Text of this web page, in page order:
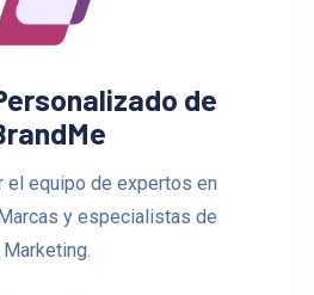
de
el equipo de expertos en
y especialistas de
Marketing.